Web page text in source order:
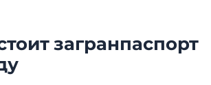
загранпаспорт